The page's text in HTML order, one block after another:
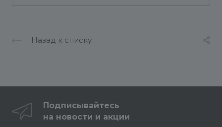
Назад к списку
Подписывайтесь
на новости и акции